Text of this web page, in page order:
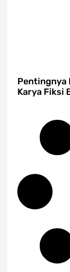
Pentingnya
Karya Fiksi